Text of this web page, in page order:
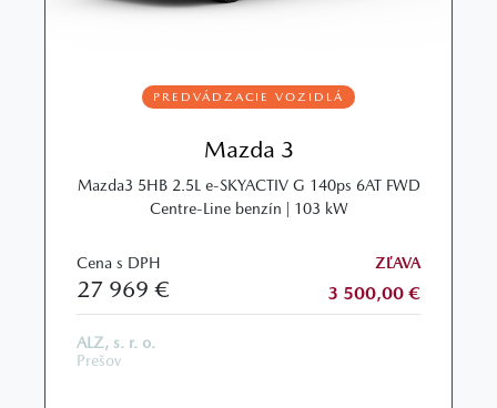
PREDVÁDZACIE VOZIDLÁ
Mazda 3
Mazda3 5HB 2.5L e-SKYACTIV G 140ps 6AT FWD
Centre-Line benzín | 103 kW
Cena s DPH
27 969 €
ZĽAVA
3 500,00 €
ALZ, s. r. o.
Prešov